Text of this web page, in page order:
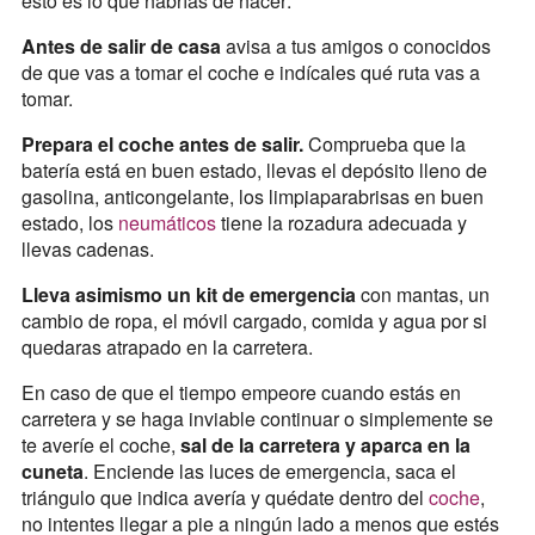
Antes de salir de casaavisa a tus amigos o conocidos
de que vas a tomar el coche e indícales qué ruta vas a
tomar.
Prepara el coche antes de salir.Comprueba que la
batería está en buen estado, llevas el depósito lleno de
gasolina, anticongelante, los limpiaparabrisas en buen
estado, los neumáticostiene la rozadura adecuada y
llevas cadenas.
Lleva asimismo un kit de emergenciacon mantas, un
cambio de ropa, el móvil cargado, comida y agua por si
quedaras atrapado en la carretera.
En caso de que el tiempo empeore cuando estás en
carretera y se haga inviable continuar o simplemente se
te averíe el coche, sal de la carretera y aparca en la
cuneta. Enciende las luces de emergencia, saca el
triángulo que indica avería y quédate dentro del coche,
no intentes llegar a pie a ningún lado a menos que estés